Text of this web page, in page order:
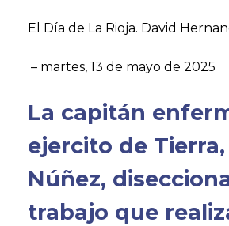
El Día de La Rioja. David
– martes, 13 de mayo de 2025
La capitán
ejercito de
Núñez,
trabajo que